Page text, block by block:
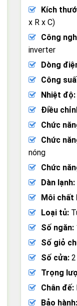
Kích
x R x C)
Công
inverter
Dòng
Công
Nhiệt độ:
Điều
Chức
Chức
nóng
Chức
Dàn lạnh:
Môi chất
Loại tủ:
Số ngăn:
Số giỏ
Số cửa:
Trọng
Chân đế:
Bảo hành: